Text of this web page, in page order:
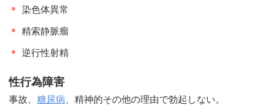
染色体異常
精索静脈瘤
逆行性射精
性行為障害
事故、 糖尿病 、精神的その他の理由で勃起しない。